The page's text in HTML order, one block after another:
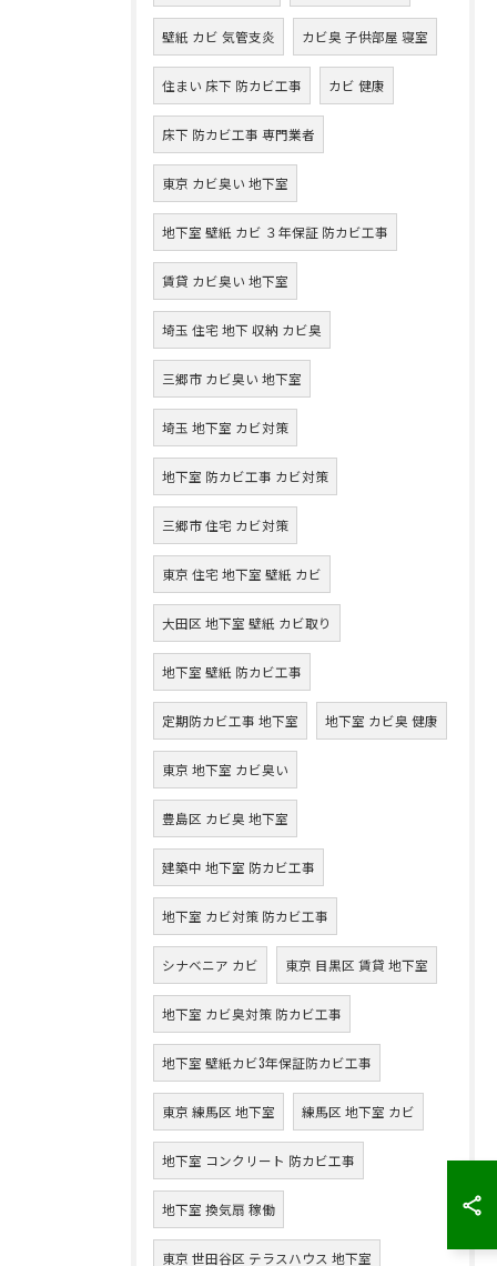
壁紙 カビ 気管支炎 カビ臭 子供部屋 寝室
住まい 床下 防カビ工事 カビ 健康
床下 防カビ工事 専門業者
東京 カビ臭い 地下室
地下室 壁紙 カビ ３年保証 防カビ工事
賃貸 カビ臭い 地下室
埼玉 住宅 地下 収納 カビ臭
三郷市 カビ臭い 地下室
埼玉 地下室 カビ対策
地下室 防カビ工事 カビ対策
三郷市 住宅 カビ対策
東京 住宅 地下室 壁紙 カビ
大田区 地下室 壁紙 カビ取り
地下室 壁紙 防カビ工事
定期防カビ工事 地下室 地下室 カビ臭 健康
東京 地下室 カビ臭い
豊島区 カビ臭 地下室
建築中 地下室 防カビ工事
地下室 カビ対策 防カビ工事
シナベニア カビ 東京 目黒区 賃貸 地下室
地下室 カビ臭対策 防カビ工事
地下室 壁紙カビ3年保証防カビ工事
東京 練馬区 地下室 練馬区 地下室 カビ
地下室 コンクリート 防カビ工事
地下室 換気扇 稼働
東京 世田谷区 テラスハウス 地下室